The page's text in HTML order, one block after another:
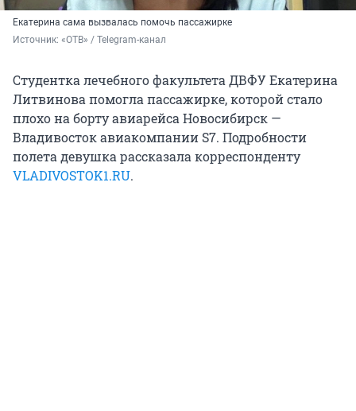
Екатерина сама вызвалась помочь пассажирке
Источник: «ОТВ» / Telegram-канал
Студентка лечебного факультета ДВФУ Екатерина
Литвинова помогла пассажирке, которой стало
плохо на борту авиарейса Новосибирск —
Владивосток авиакомпании S7. Подробности
полета девушка рассказала корреспонденту
VLADIVOSTOK1.RU.